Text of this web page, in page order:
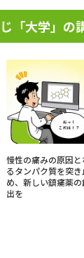
「大学」の
慢性の痛みの原因と
るタンパク質を突き
め、新しい鎮痛薬の
出を